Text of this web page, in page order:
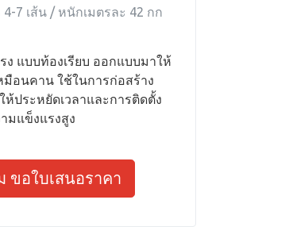
4-7 เส้น / หนักเมตรละ 42 กก
ง แบบท้องเรียบ ออกแบบมาให้
มือนคาน ใช้ในการก่อสร้าง
ห้ประหยัดเวลาและการติดตั้ง
มแข็งแรงสูง
ขอใบเสนอราคา